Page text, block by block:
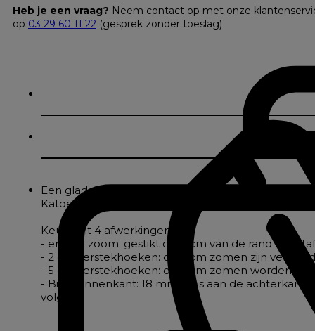
Heb je een vraag? Neem contact op met onze
op 03 29 60 11 22 (gesprek zonder toeslag)
Een glad effen tafelkleed van puur
Katoen is een edel materiaal bij uitstek, het is van
Keuze uit 4 afwerkingen:
- enkele zoom: gestikt op 2 cm van de rand voor
- 2 cm verstekhoeken: de 2 cm zomen zijn
- 5 cm verstekhoeken: de 5 cm zomen worden
- Biais binnenkant: 18 mm biais aan de
volgen